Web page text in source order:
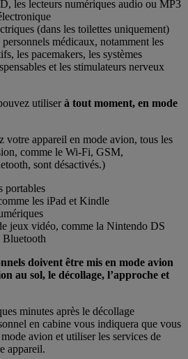
les lecteurs numériques audio ou MP3
(dans les toilettes uniquement)
médicaux, notamment les
les pacemakers, les systèmes
et les stimulateurs nerveux
utiliserà tout moment, en mode
votre appareil en mode avion, tous les
comme le Wi-Fi, GSM,
sont désactivés.)
portables
les iPad et Kindle
jeux vidéo, comme la Nintendo DS
Bluetooth
doivent être mis en mode avion
au sol, le décollage, l’approche et
minutes après le décollage
en cabine vous indiquera que vous
avion et utiliser les services de
appareil.